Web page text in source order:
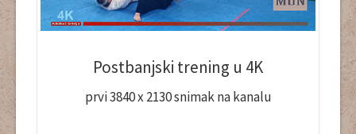
Postbanjski trening u 4K
prvi 3840 x 2130 snimak na kanalu